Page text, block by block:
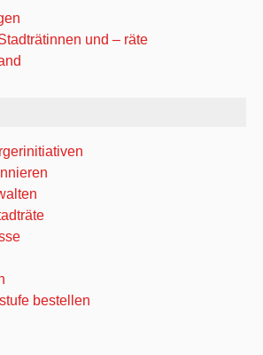
und – räte
bestellen